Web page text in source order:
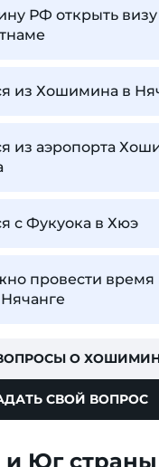
РФ открыть визу
из Хошимина в
из аэропорта
с Фукуока в Хюэ
провести время
О
СВОЙ ВОПРОС
Юг страны